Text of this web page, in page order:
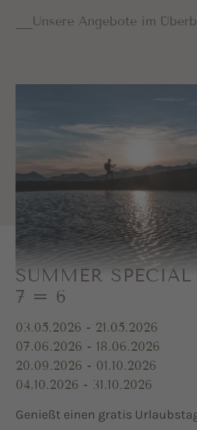
Unsere Angebote im
SUMMER SPECIAL
7 = 6
03.05.2026 - 21.05.2026
07.06.2026 - 18.06.2026
20.09.2026 - 01.10.2026
04.10.2026 - 31.10.2026
Genießt einen gratis